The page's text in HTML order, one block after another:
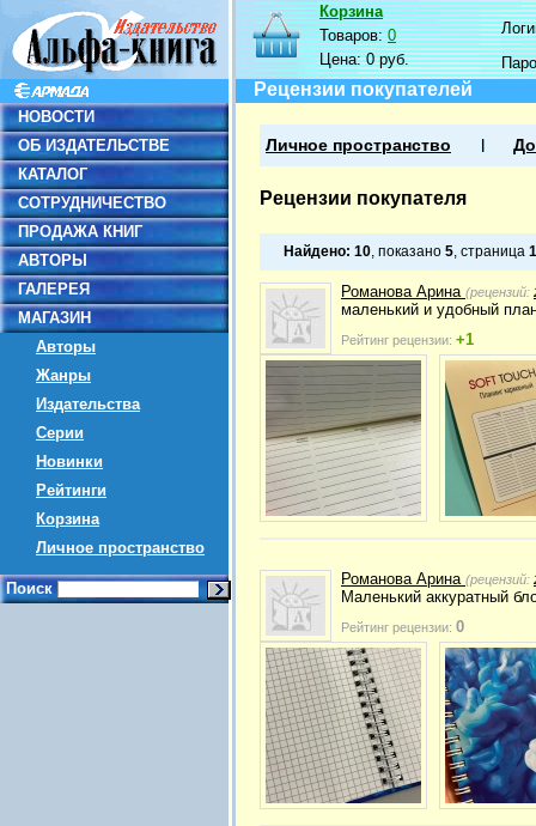
НОВОСТИ
ОБ ИЗДАТЕЛЬСТВЕ
КАТАЛОГ
СОТРУДНИЧЕСТВО
ПРОДАЖА КНИГ
АВТОРЫ
ГАЛЕРЕЯ
МАГАЗИН
Авторы
Жанры
Издательства
Серии
Новинки
Рейтинги
Корзина
Личное пространство
Поиск
Корзина
Товаров:0
Цена:0 руб.
Рецензии покупателей
Личное пространство
Рецензии покупателя
Найдено: 10, показано 5, страница 1
Романова Арина (рецензий:
маленький и удобный
Рейтинг рецензии: +1
Романова Арина (рецензий:
Маленький аккуратный
Рейтинг рецензии: 0